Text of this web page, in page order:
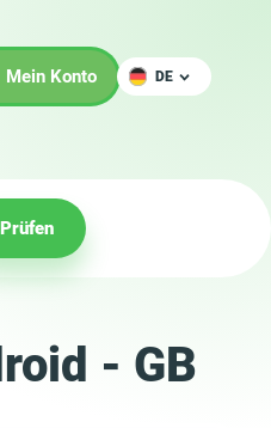
Mein Konto DE
Prüfen
- GB